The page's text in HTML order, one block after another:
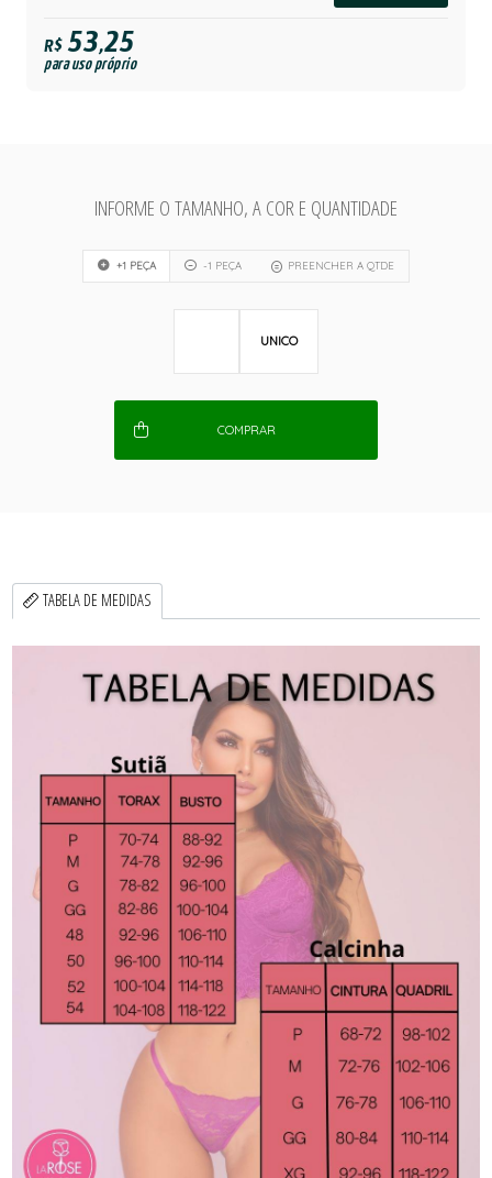
R$53,25
para uso próprio
INFORME O TAMANHO, A COR E QUANTIDADE
+1 PEÇA -1 PEÇA PREENCHER A QTDE
UNICO
COMPRAR
TABELA DE MEDIDAS